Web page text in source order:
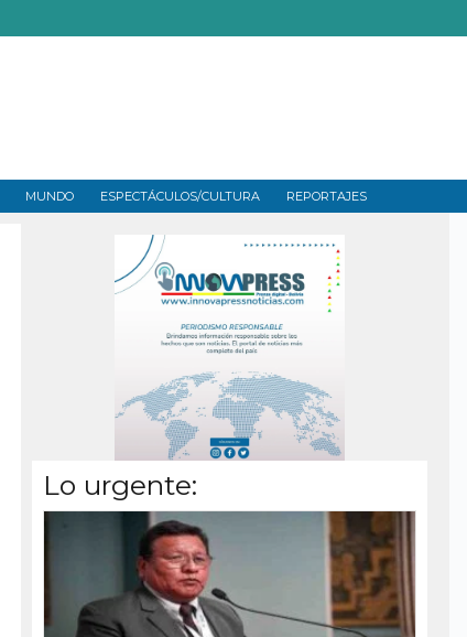
MUNDO ESPECTÁCULOS/CULTURA REPORTAJES
Lo urgente: